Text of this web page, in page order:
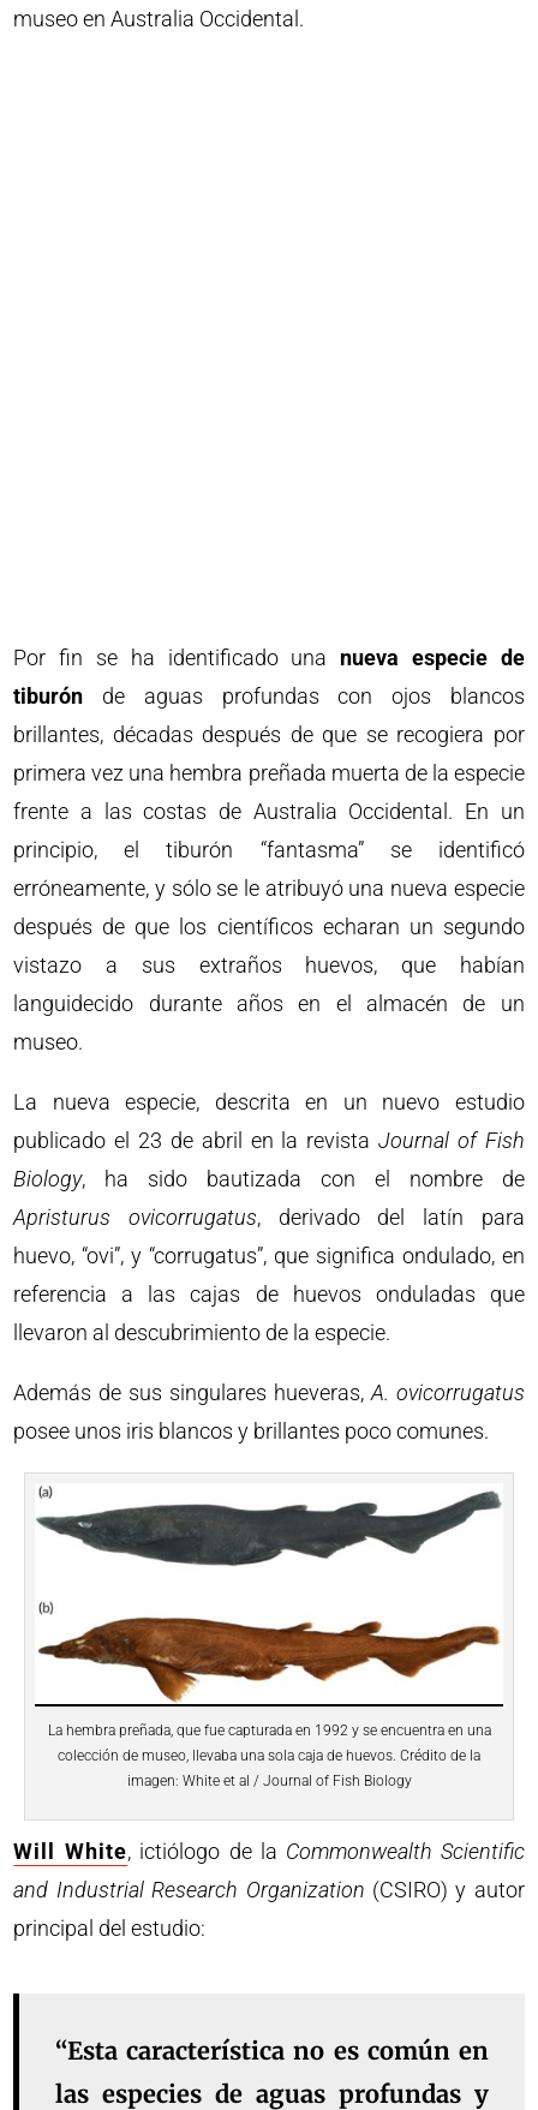
museo en Australia Occidental.
Por fin se ha identificado una nueva especie de
tiburón de aguas profundas con ojos blancos
brillantes, décadas después de que se recogiera por
primera vez una hembra preñada muerta de la especie
frente a las costas de Australia Occidental. En un
principio, el tiburón “fantasma” se identificó
erróneamente, y sólo se le atribuyó una nueva especie
después de que los científicos echaran un segundo
vistazo a sus extraños huevos, que habían
languidecido durante años en el almacén de un
museo.
La nueva especie, descrita en un nuevo estudio
publicado el 23 de abril en la revistaJournal of Fish
Biology, ha sido bautizada con el nombre de
Apristurus ovicorrugatus, derivado del latín para
huevo, “ovi”, y “corrugatus”, que significa ondulado, en
referencia a las cajas de huevos onduladas que
llevaron al descubrimiento de la especie.
Además de sus singulares hueveras, A. ovicorrugatus
posee unos iris blancos y brillantes poco comunes.
La hembra preñada, que fue capturada en 1992 y se encuentra en una
colección de museo, llevaba una sola caja de huevos. Crédito de la
imagen: White et al / Journal of Fish Biology
Will White, ictiólogo de la Commonwealth Scientific
and Industrial Research Organization (CSIRO) y autor
principal del estudio:
“Esta característica no es común en
las especies de aguas profundas y